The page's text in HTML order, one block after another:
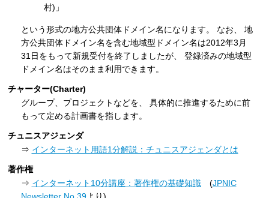
村)」
という形式の地方公共団体ドメイン名になります。 なお、 地
方公共団体ドメイン名を含む地域型ドメイン名は2012年3月
31日をもって新規受付を終了しましたが、 登録済みの地域型
ドメイン名はそのまま利用できます。
チャーター(Charter)
グループ、プロジェクトなどを、 具体的に推進するために前
もって定める計画書を指します。
チュニスアジェンダ
⇒ インターネット用語1分解説：チュニスアジェンダとは
著作権
⇒ インターネット10分講座：著作権の基礎知識(JPNIC